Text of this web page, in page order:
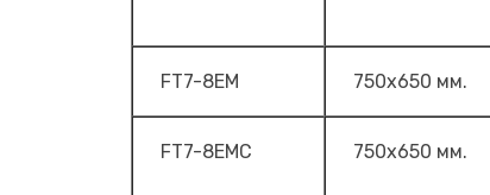
FT7-8EM 750х650 мм.
FT7-8EMC 750х650 мм.